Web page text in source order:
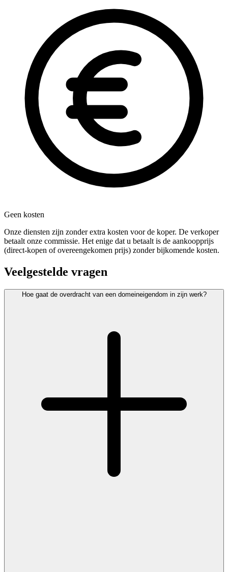
Geen kosten
Onze diensten zijn zonder extra kosten voor de koper. De verkoper
betaalt onze commissie. Het enige dat u betaalt is de aankoopprijs
(direct-kopen of overeengekomen prijs) zonder bijkomende kosten.
Veelgestelde vragen
Hoe gaat de overdracht van een domeineigendom in zijn werk?